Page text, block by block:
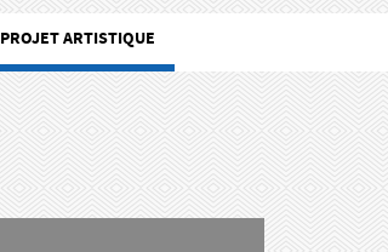
PROJET ARTISTIQUE